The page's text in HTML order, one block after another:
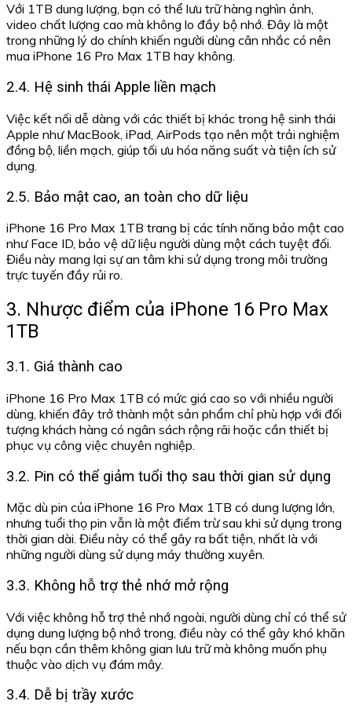
Với 1TB dung lượng, bạn có thể lưu trữ hàng nghìn ảnh,
video chất lượng cao mà không lo đầy bộ nhớ. Đây là một
trong những lý do chính khiến người dùng cân nhắc có nên
mua iPhone 16 Pro Max 1TB hay không.
2.4. Hệ sinh thái Apple liền mạch
Việc kết nối dễ dàng với các thiết bị khác trong hệ sinh thái
Apple như MacBook, iPad, AirPods tạo nên một trải nghiệm
đồng bộ, liền mạch, giúp tối ưu hóa năng suất và tiện ích sử
dụng.
2.5. Bảo mật cao, an toàn cho dữ liệu
iPhone 16 Pro Max 1TB trang bị các tính năng bảo mật cao
như Face ID, bảo vệ dữ liệu người dùng một cách tuyệt đối.
Điều này mang lại sự an tâm khi sử dụng trong môi trường
trực tuyến đầy rủi ro.
3. Nhược điểm của iPhone 16 Pro Max
1TB
3.1. Giá thành cao
iPhone 16 Pro Max 1TB có mức giá cao so với nhiều người
dùng, khiến đây trở thành một sản phẩm chỉ phù hợp với đối
tượng khách hàng có ngân sách rộng rãi hoặc cần thiết bị
phục vụ công việc chuyên nghiệp.
3.2. Pin có thể giảm tuổi thọ sau thời gian sử dụng
Mặc dù pin của iPhone 16 Pro Max 1TB có dung lượng lớn,
nhưng tuổi thọ pin vẫn là một điểm trừ sau khi sử dụng trong
thời gian dài. Điều này có thể gây ra bất tiện, nhất là với
những người dùng sử dụng máy thường xuyên.
3.3. Không hỗ trợ thẻ nhớ mở rộng
Với việc không hỗ trợ thẻ nhớ ngoài, người dùng chỉ có thể sử
dụng dung lượng bộ nhớ trong, điều này có thể gây khó khăn
nếu bạn cần thêm không gian lưu trữ mà không muốn phụ
thuộc vào dịch vụ đám mây.
3.4. Dễ bị trầy xước